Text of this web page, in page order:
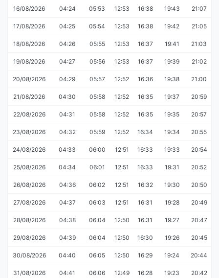
16/08/2026 04:24 05:53 12:53 16:38 19:43 21:07
17/08/2026 04:25 05:54 12:53 16:38 19:42 21:05
18/08/2026 04:26 05:55 12:53 16:37 19:41 21:03
19/08/2026 04:27 05:56 12:53 16:37 19:39 21:02
20/08/2026 04:29 05:57 12:52 16:36 19:38 21:00
21/08/2026 04:30 05:58 12:52 16:35 19:37 20:59
22/08/2026 04:31 05:58 12:52 16:35 19:35 20:57
23/08/2026 04:32 05:59 12:52 16:34 19:34 20:55
24/08/2026 04:33 06:00 12:51 16:33 19:33 20:54
25/08/2026 04:34 06:01 12:51 16:33 19:31 20:52
26/08/2026 04:36 06:02 12:51 16:32 19:30 20:50
27/08/2026 04:37 06:03 12:51 16:31 19:28 20:49
28/08/2026 04:38 06:04 12:50 16:31 19:27 20:47
29/08/2026 04:39 06:04 12:50 16:30 19:26 20:45
30/08/2026 04:40 06:05 12:50 16:29 19:24 20:44
31/08/2026 04:41 06:06 12:49 16:28 19:23 20:42